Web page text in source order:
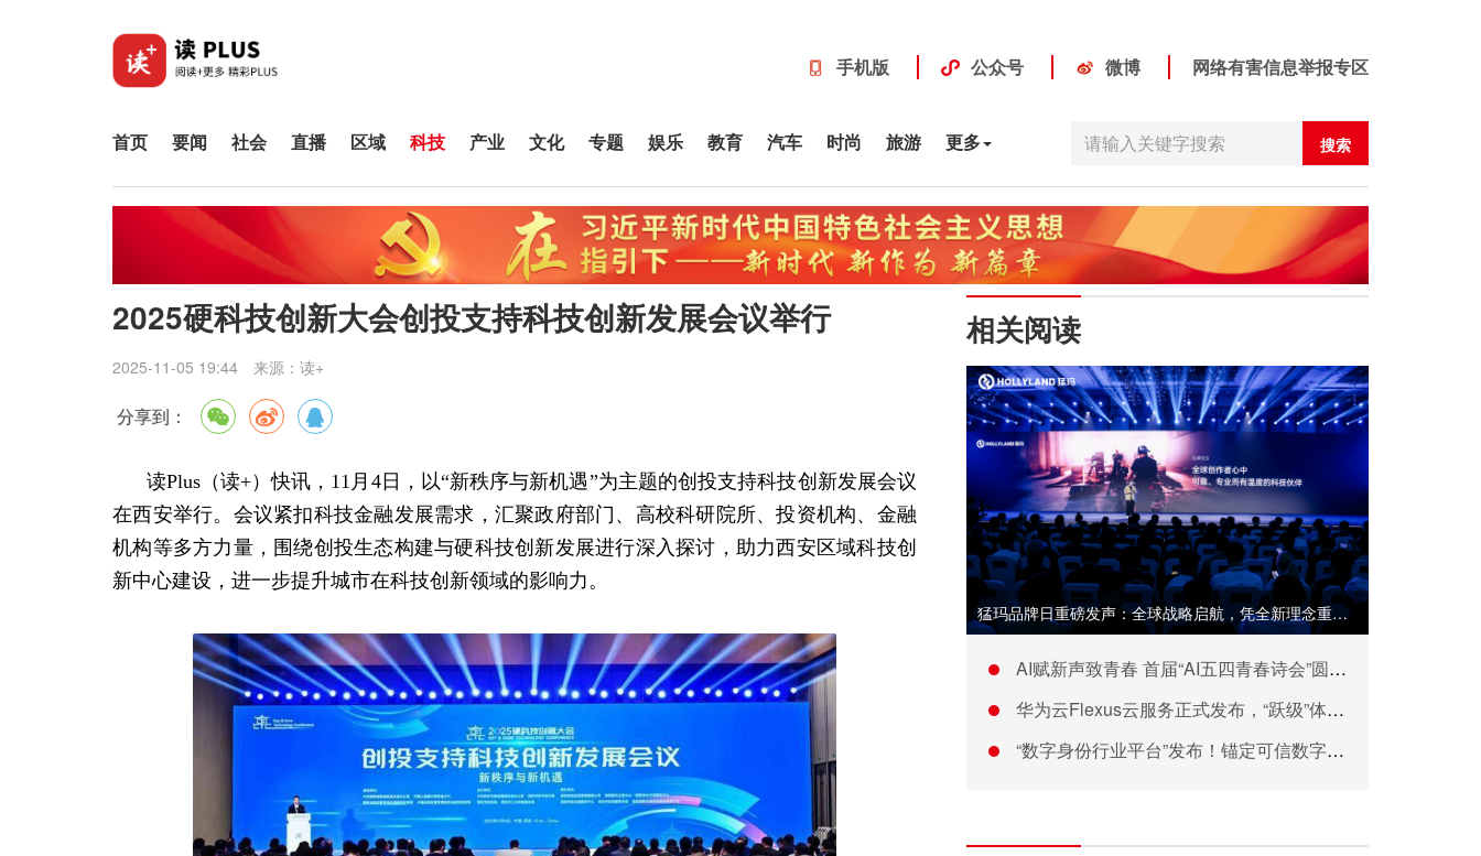
手机版 公众号 微博 网络有害信息举报专区
首页 要闻 社会 直播 区域 科技 产业 文化 专题 娱乐 教育 汽车 时尚 旅游 更多 搜索
2025硬科技创新大会创投支持科技创新发展会议举行
2025-11-05 19:44 来源： 读+
分享到：
读Plus（读+）快讯， 11月4日，以“新秩序与新机遇”为主题的创投支持科技创新发展会议
在西安举行。会议紧扣科技金融发展需求，汇聚政府部门、高校科研院所、投资机构、金融
机构等多方力量，围绕创投生态构建与硬科技创新发展进行深入探讨，助力西安区域科技创
新中心建设，进一步提升城市在科技创新领域的影响力。
相关阅读
猛玛品牌日重磅发声：全球战略启航，凭全新理念重塑音视频技术生
AI赋新声致青春 首届“AI五四青春诗会”圆满落幕
华为云Flexus云服务正式发布，“跃级”体验驱动中小企业云
“数字身份行业平台”发布！锚定可信数字身份战略